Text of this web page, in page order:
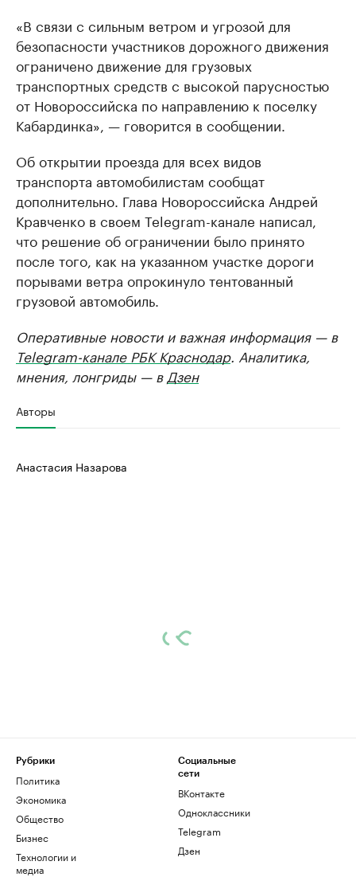
«В связи с сильным ветром и угрозой для
безопасности участников дорожного движения
ограничено движение для грузовых
транспортных средств с высокой парусностью
от Новороссийска по направлению к поселку
Кабардинка», — говорится в сообщении.
Об открытии проезда для всех видов
транспорта автомобилистам сообщат
дополнительно. Глава Новороссийска Андрей
Кравченко в своем Telegram-канале написал,
что решение об ограничении было принято
после того, как на указанном участке дороги
порывами ветра опрокинуло тентованный
грузовой автомобиль.
Оперативные новости и важная информация — в
Telegram-канале РБК Краснодар. Аналитика,
мнения, лонгриды — в Дзен
Авторы
Анастасия Назарова
Рубрики
Политика
Экономика
Общество
Бизнес
Технологии и
медиа
Социальные
сети
ВКонтакте
Одноклассники
Telegram
Дзен